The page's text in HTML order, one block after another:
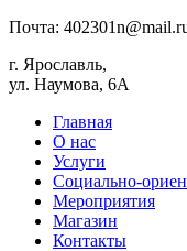
Почта:
г. Ярославль,
ул. Наумова, 6А
Главная
О нас
Услуги
Социально-
Мероприятия
Магазин
Контакты